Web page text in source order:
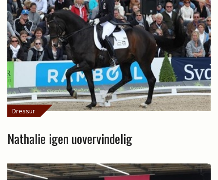
Dressur
Nathalie igen uovervindelig